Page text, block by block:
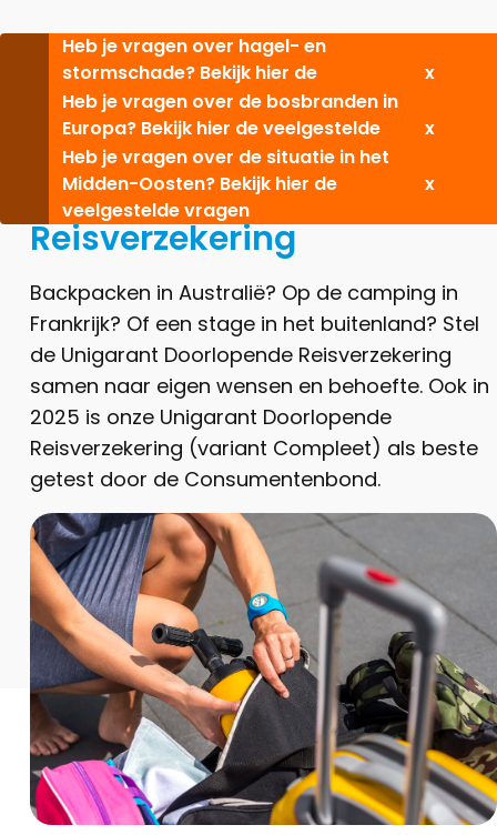
De UnigarantDoorlopende
Reisverzekering
Backpacken in Australië? Op de camping in
Frankrijk? Of een stage in het buitenland? Stel
de Unigarant Doorlopende Reisverzekering
samen naar eigen wensen en behoefte. Ook in
2025 is onze Unigarant Doorlopende
Reisverzekering (variant Compleet) als beste
getest door de Consumentenbond.
Heb je vragen over hagel- en
stormschade? Bekijk hier de
veelgestelde vragen
x
Heb je vragen over de bosbranden in
Europa? Bekijk hier de veelgestelde
vragen
x
Heb je vragen over de situatie in het
Midden-Oosten? Bekijk hier de
veelgestelde vragen
x